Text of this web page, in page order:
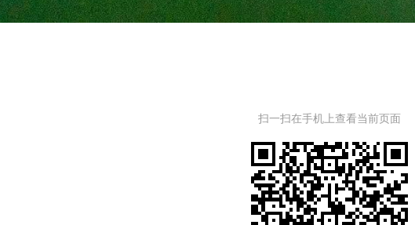
扫一扫在手机上查看当前页面